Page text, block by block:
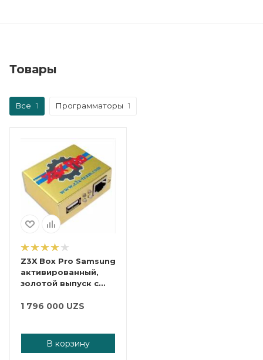
Товары
Все 1 Программаторы 1
Z3X Box Pro Samsung
активированный,
золотой выпуск с
1 796 000 UZS
В корзину